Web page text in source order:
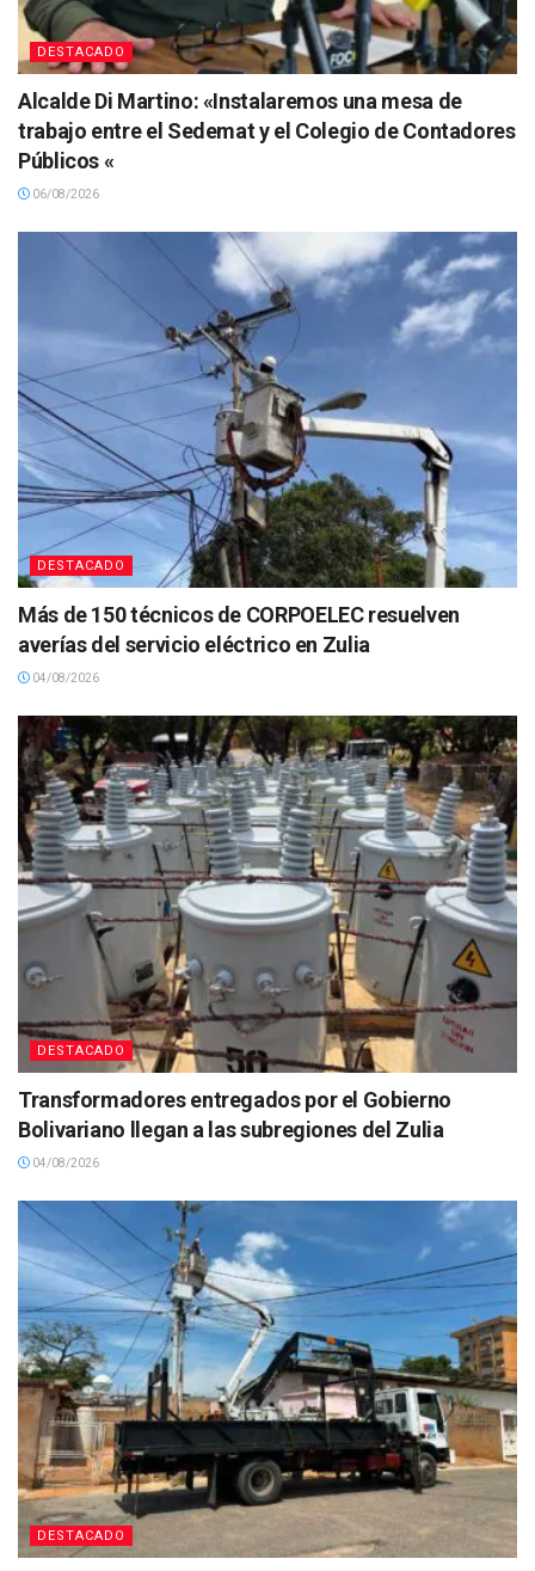
DESTACADO
Alcalde Di Martino: «Instalaremos una mesa de
trabajo entre el Sedemat y el Colegio de Contadores
Públicos «
06/08/2026
DESTACADO
Más de 150 técnicos de CORPOELEC resuelven
averías del servicio eléctrico en Zulia
04/08/2026
DESTACADO
Transformadores entregados por el Gobierno
Bolivariano llegan a las subregiones del Zulia
04/08/2026
DESTACADO